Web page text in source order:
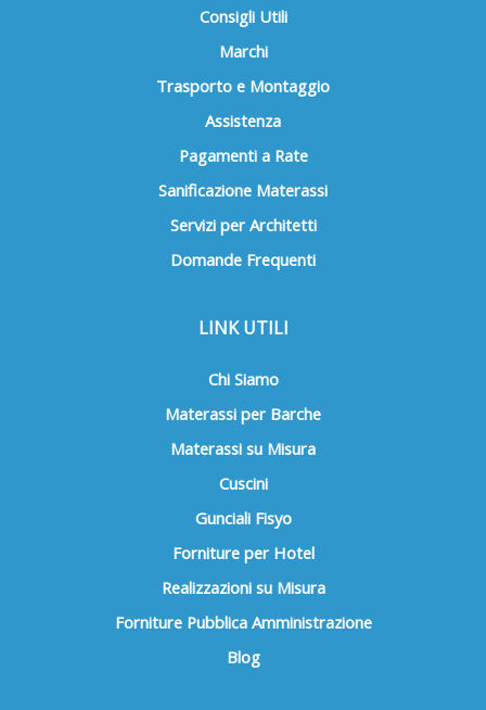
Consigli Utili
Marchi
Trasporto e Montaggio
Assistenza
Pagamenti a Rate
Sanificazione Materassi
Servizi per Architetti
Domande Frequenti
LINK UTILI
Chi Siamo
Materassi per Barche
Materassi su Misura
Cuscini
Gunciali Fisyo
Forniture per Hotel
Realizzazioni su Misura
Forniture Pubblica Amministrazione
Blog